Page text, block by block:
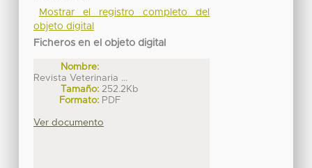
Mostrar el registro completo del
objeto digital
Ficheros en el objeto digital
Nombre:
Revista Veterinaria ...
Tamaño: 252.2Kb
Formato: PDF
Ver documento